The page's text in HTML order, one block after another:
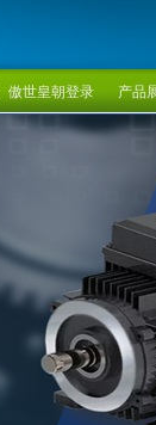
傲世皇朝登录 产品